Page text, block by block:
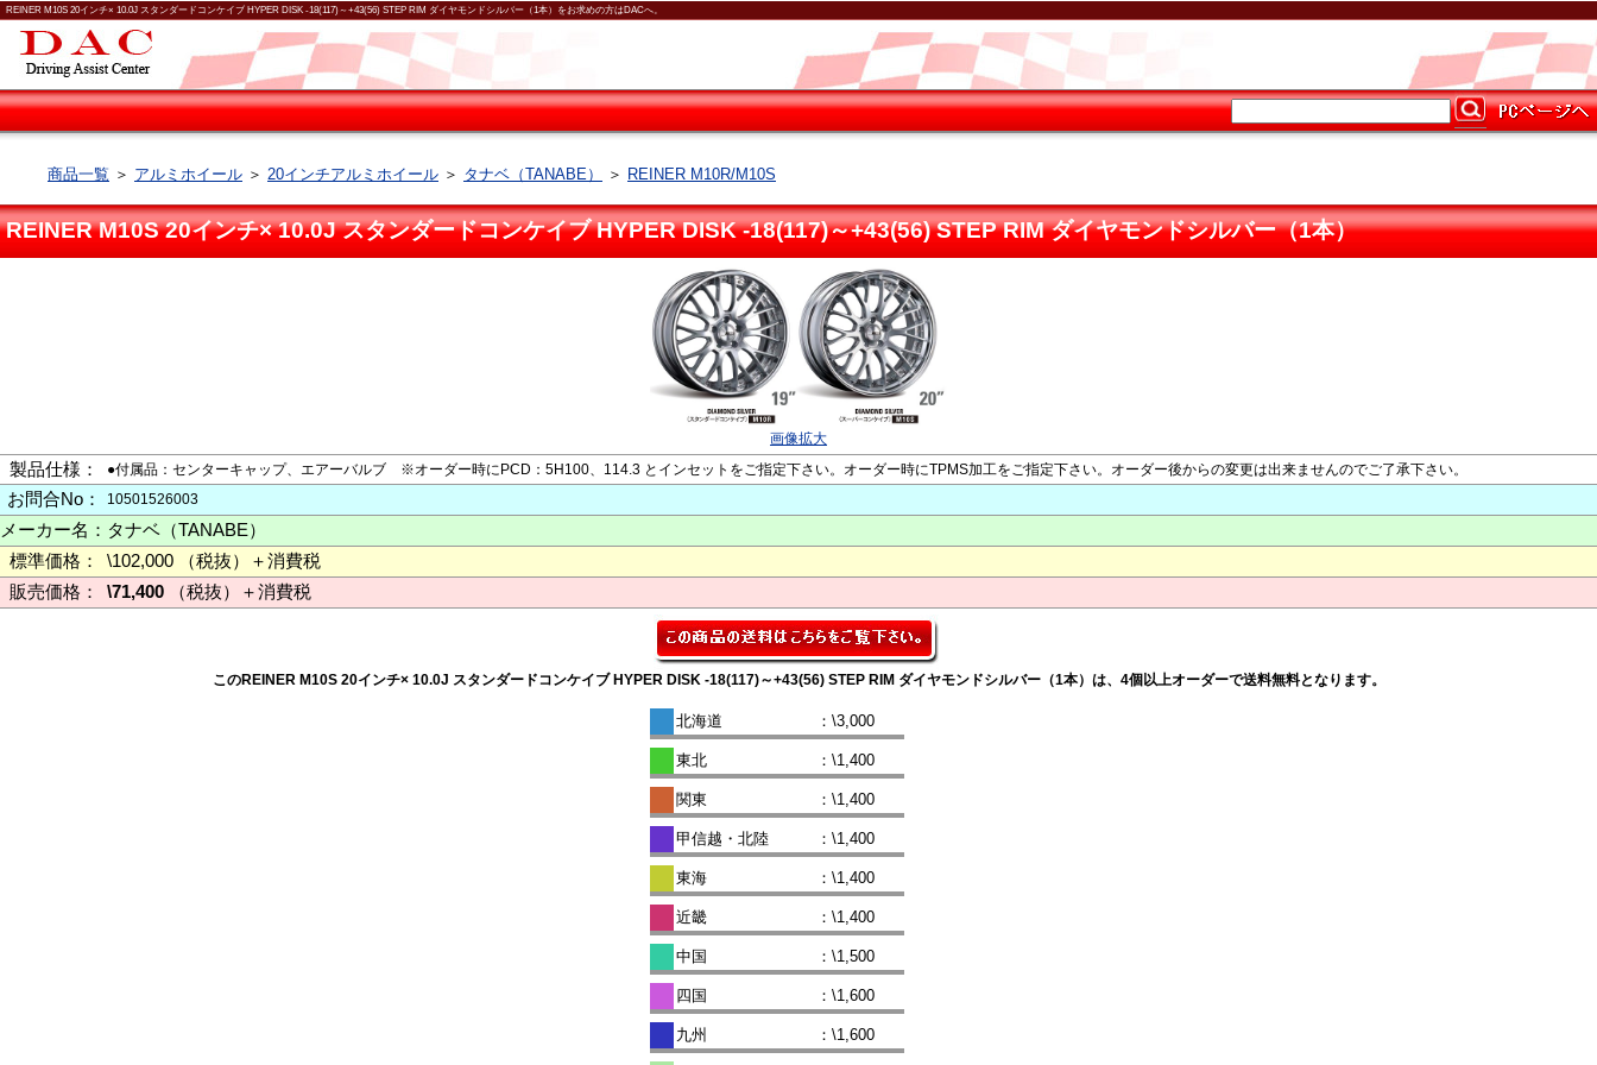
REINER M10S 20インチ× 10.0J スタンダードコンケイブ HYPER DISK -18(117)～+43(56) STEP RIM ダイヤモンドシルバー（1本）をお求めの方はDACへ。
商品一覧 ＞ アルミホイール ＞ 20インチアルミホイール ＞ タナベ（TANABE） ＞ REINER M10R/M10S
REINER M10S 20インチ× 10.0J スタンダードコンケイブ HYPER DISK -18(117)～+43(56) STEP RIM ダイヤモンドシルバー（1本）
画像拡大
製品仕様： ●付属品：センターキャップ、エアーバルブ ※オーダー時にPCD：5H100、114.3 とインセットをご指定下さい。オーダー時にTPMS加工をご指定下さい。オーダー後からの変更は出来ませんのでご了承下さい。
お問合No： 10501526003
メーカー名： タナベ（TANABE）
標準価格：
\102,000 （税抜）＋消費税
販売価格：
\71,400 （税抜）＋消費税
このREINER M10S 20インチ× 10.0J スタンダードコンケイブ HYPER DISK -18(117)～+43(56) STEP RIM ダイヤモンドシルバー（1本）は、4個以上オーダーで送料無料となります。
北海道 ：\3,000
東北 ：\1,400
関東 ：\1,400
甲信越・北陸 ：\1,400
東海 ：\1,400
近畿 ：\1,400
中国 ：\1,500
四国 ：\1,600
九州 ：\1,600